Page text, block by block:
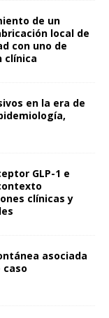
de un
local de
con uno de
clínica
en la era de
GLP-1 e
clínicas y
asociada
caso